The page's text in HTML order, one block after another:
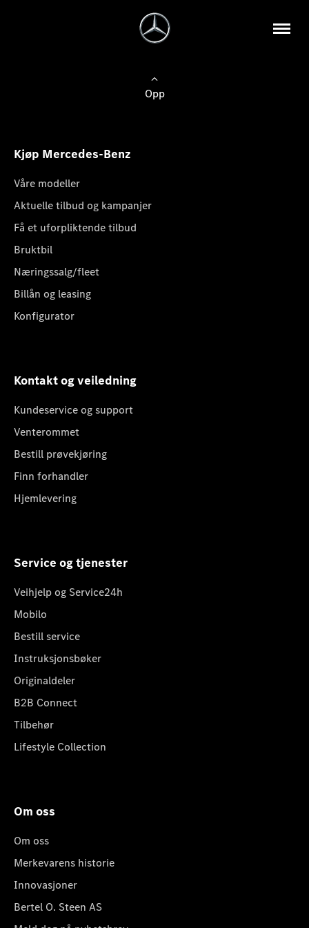
Opp
Kjøp Mercedes-Benz
Våre modeller
Aktuelle tilbud og kampanjer
Få et uforpliktende tilbud
Bruktbil
Næringssalg/fleet
Billån og leasing
Konfigurator
Kontakt og veiledning
Kundeservice og support
Venterommet
Bestill prøvekjøring
Finn forhandler
Hjemlevering
Service og tjenester
Veihjelp og Service24h
Mobilo
Bestill service
Instruksjonsbøker
Originaldeler
B2B Connect
Tilbehør
Lifestyle Collection
Om oss
Om oss
Merkevarens historie
Innovasjoner
Bertel O. Steen AS